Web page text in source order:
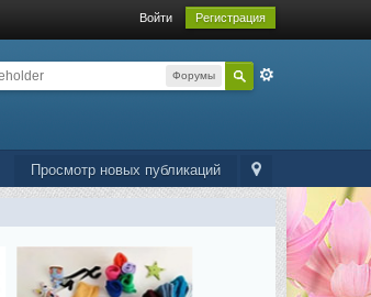
Войти Регистрация
Форумы
Просмотр новых публикаций